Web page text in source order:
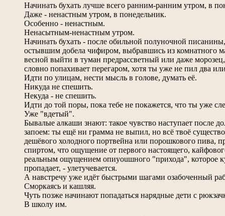
Начинать бухать лучше всего ранним-ранним утром, в
Даже - ненастным утром, в понедельник.
Особенно - ненастным.
Ненасытным-ненастным утром.
Начинать бухать - после обильной полуночной
остывшим добела чифиром, выбравшись из комнатного
весной выйти в туман предрассветный или даже
словно попахивает перегаром, хотя ты уже не пил два
Идти по улицам, нести мысль в голове, думать её.
Никуда не спешить.
Некуда - не спешить.
Идти до той поры, пока тебе не покажется, что ты уже
Уже "вдетый".
Бывалые алкаши знают: такое чувство наступает после
запоем: ты ещё ни грамма не выпил, но всё твоё
дешёвого холодного портвейна или порошкового пива,
спиртом, что ощущение от первого настоящего,
реальным ощущением опиyouшного "прихода", которое
пропадает, - улетучевается.
А навстречу уже идёт быстрыми шагами озабоченный
Сморкаясь и кашляя.
Чуть позже начинают попадаться нарядные дети с
В школу им.